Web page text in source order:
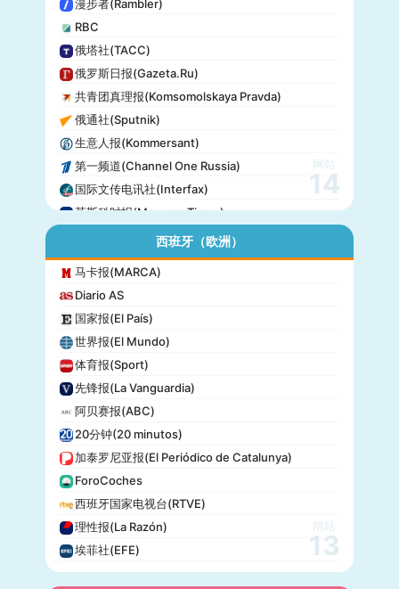
漫步者(Rambler)
RBC
俄塔社(TACC)
俄罗斯日报(Gazeta.Ru)
共青团真理报(Komsomolskaya Pravda)
俄通社(Sputnik)
生意人报(Kommersant)
第一频道(Channel One Russia)
国际文传电讯社(Interfax)
莫斯科时报(Moscow Times)
网站
14
西班牙（欧洲）
马卡报(MARCA)
Diario AS
国家报(El País)
世界报(El Mundo)
体育报(Sport)
先锋报(La Vanguardia)
阿贝赛报(ABC)
20分钟(20 minutos)
加泰罗尼亚报(El Periódico de Catalunya)
ForoCoches
西班牙国家电视台(RTVE)
理性报(La Razón)
埃菲社(EFE)
网站
13